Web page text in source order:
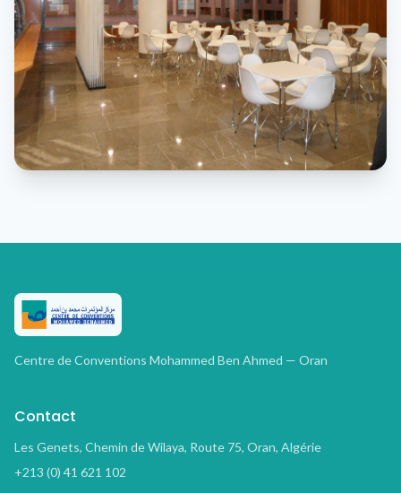
Centre de Conventions Mohammed Ben Ahmed — Oran
Contact
Les Genets, Chemin de Wilaya, Route 75, Oran, Algérie
+213 (0) 41 621 102